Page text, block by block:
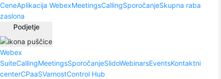
CeneAplikacija WebexMeetingsCallingSporočanjeSkupna raba
zaslona
Podjetje
Webex
SuiteCallingMeetingsSporočanjeSlidoWebinarsEventsKontaktni
centerCPaaSVarnostControl Hub